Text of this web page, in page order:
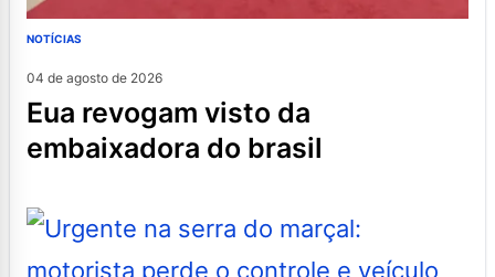
NOTÍCIAS
04 de agosto de 2026
eua revogam visto da
embaixadora do brasil